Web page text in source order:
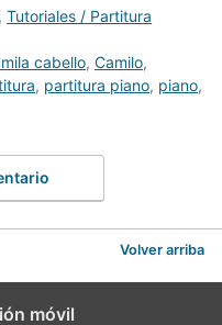
, Tutoriales / Partitura
cabello, Camilo,
, partitura piano, piano,
Volver arriba
móvil